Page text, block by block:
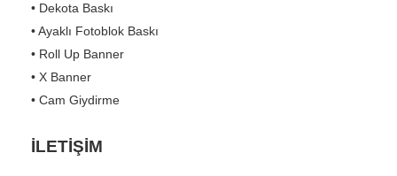
• Dekota Baskı
• Ayaklı Fotoblok Baskı
• Roll Up Banner
• X Banner
• Cam Giydirme
İLETİŞİM